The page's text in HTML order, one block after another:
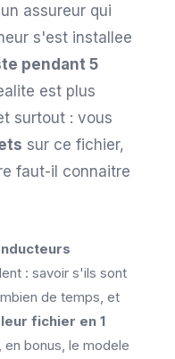
assureur qui
s'est installee
pendant 5
est plus
surtout : vous
sur ce fichier,
faut-il connaitre
: savoir s'ils sont
de temps, et
fichier en 1
en bonus, le modele